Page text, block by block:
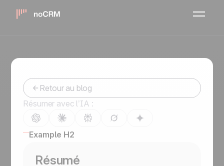
feuilles de calcul
Retour au blog
Résumer avec l’IA :
Example H2
Résumé